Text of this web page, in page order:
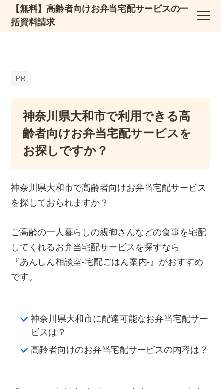
【無料】高齢者向けお弁当宅配サービスの一
括資料請求
神奈川県大和市で利用できる高
齢者向けお弁当宅配サービスを
お探しですか？
神奈川県大和市で高齢者向けお弁当宅配サービス
を探しておられますか？
ご高齢の一人暮らしの親御さんなどの食事を宅配
してくれるお弁当宅配サービスを探すなら
『あんしん相談室‐宅配ごはん案内‐』がおすすめ
です。
神奈川県大和市に配達可能なお弁当宅配サー
ビスは？
高齢者向けのお弁当宅配サービスの内容は？